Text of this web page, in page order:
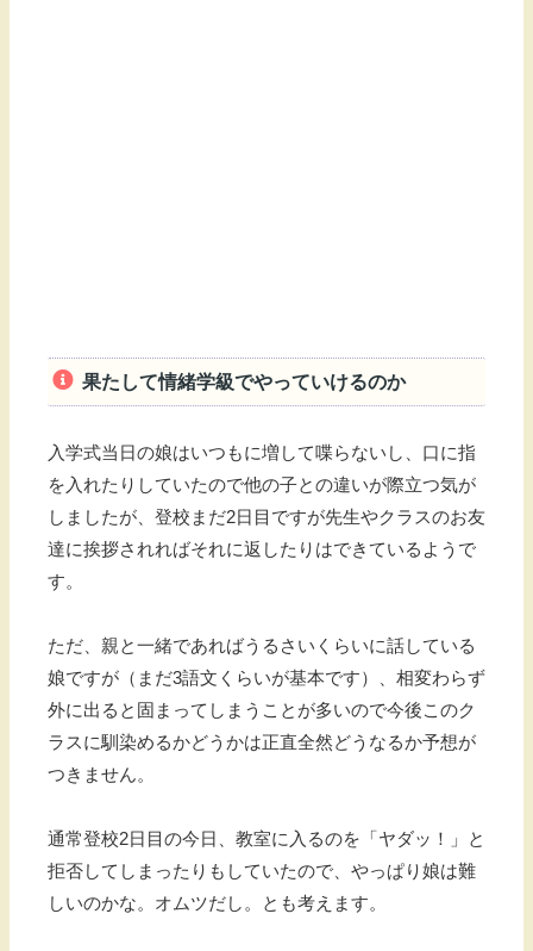
果たして情緒学級でやっていけるのか
入学式当日の娘はいつもに増して喋らないし、口に指
を入れたりしていたので他の子との違いが際立つ気が
しましたが、登校まだ2日目ですが先生やクラスのお友
達に挨拶されればそれに返したりはできているようで
す。
ただ、親と一緒であればうるさいくらいに話している
娘ですが（まだ3語文くらいが基本です）、相変わらず
外に出ると固まってしまうことが多いので今後このク
ラスに馴染めるかどうかは正直全然どうなるか予想が
つきません。
通常登校2日目の今日、教室に入るのを「ヤダッ！」と
拒否してしまったりもしていたので、やっぱり娘は難
しいのかな。オムツだし。とも考えます。